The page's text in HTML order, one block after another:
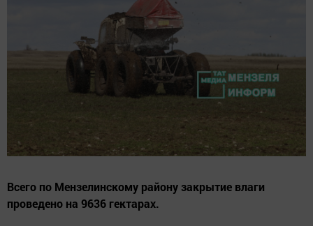
Всего по Мензелинскому району закрытие влаги
проведено на 9636 гектарах.